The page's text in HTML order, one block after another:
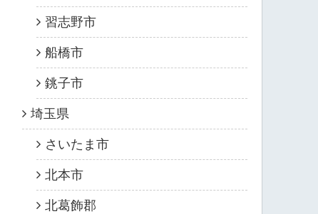
習志野市
船橋市
銚子市
埼玉県
さいたま市
北本市
北葛飾郡